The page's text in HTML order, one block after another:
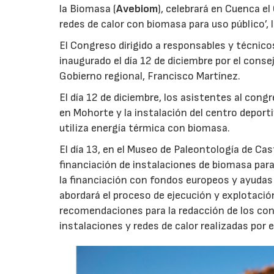
la Biomasa (Avebiom), celebrará en Cuenca
redes de calor con biomasa para uso
El Congreso dirigido a responsables y
inaugurado el día 12 de diciembre por el
Gobierno regional, Francisco Martínez.
El día 12 de diciembre, los asistentes al
en Mohorte y la instalación del centro
utiliza energía térmica con biomasa.
El día 13, en el Museo de Paleontología de
financiación de instalaciones de biomasa
la financiación con fondos europeos y
abordará el proceso de ejecución y
recomendaciones para la redacción de los
instalaciones y redes de calor realizadas por